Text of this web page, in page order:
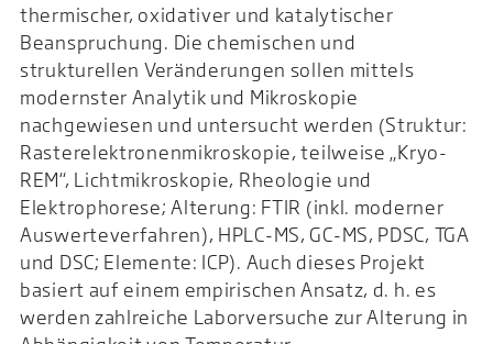
thermischer, oxidativer und katalytischer
Beanspruchung. Die chemischen und
strukturellen Veränderungen sollen mittels
modernster Analytik und Mikroskopie
nachgewiesen und untersucht werden (Struktur:
Rasterelektronenmikroskopie, teilweise „Kryo-
REM“, Lichtmikroskopie, Rheolo­gie und
Elektrophorese; Alterung: FTIR (inkl. moderner
Auswerteverfahren), HPLC-MS, GC-MS, PDSC, TGA
und DSC; Elemente: ICP). Auch dieses Projekt
basiert auf einem empirischen Ansatz, d. h. es
werden zahlreiche Laborversuche zur Alterung in